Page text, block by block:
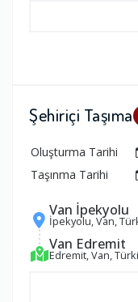
Şehiriçi Taşıma
Oluşturma Tarihi
Taşınma Tarihi
Van İpekyolu
İpekyolu, Van,
Van Edremit
Edremit, Van,